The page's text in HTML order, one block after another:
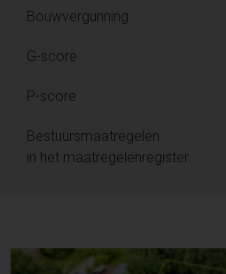
Bouwvergunning
G-score
P-score
Bestuursmaatregelen
in het maatregelenregister